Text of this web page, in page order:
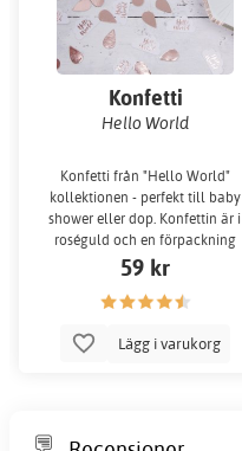
Konfetti
Hello World
Konfetti från "Hello World"
kollektionen - perfekt till baby
shower eller dop. Konfettin är i
roséguld och en förpackning
består
59 kr
Lägg i varukorg